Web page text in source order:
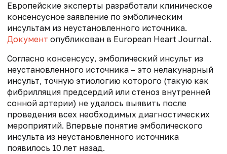
Европейские эксперты разработали клиническое
консенсусное заявление по эмболическим
инсультам из неустановленного источника.
Документ опубликован в European Heart Journal.
Согласно консенсусу, эмболический инсульт из
неустановленного источника – это нелакунарный
инсульт, точную этиологию которого (такую как
фибрилляция предсердий или стеноз внутренней
сонной артерии) не удалось выявить после
проведения всех необходимых диагностических
мероприятий. Впервые понятие эмболического
инсульта из неустановленного источника
появилось 10 лет назад.